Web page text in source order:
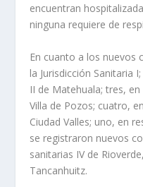
encuentran
ninguna requiere de
En cuanto a los nuevos
la Jurisdicción Sanitaria
II de Matehuala; tres,
Villa de Pozos; cuatro,
Ciudad Valles; uno, en
se registraron nuevos
sanitarias IV de
Tancanhuitz.